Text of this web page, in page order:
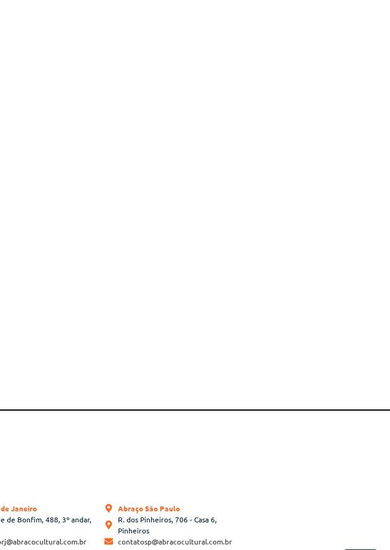
Janeiro
de Bonfim, 488, 3º andar,
Abraço São Paulo
R. dos Pinheiros, 706 - Casa 6,
Pinheiros
contatosp@abracocultural.com.br